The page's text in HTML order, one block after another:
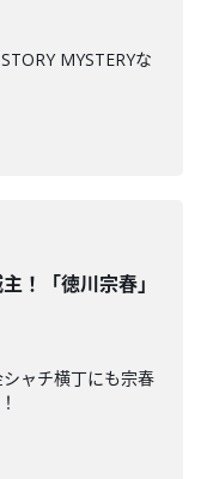
MYSTERYな
！「徳川宗春」
ャチ横丁にも宗春